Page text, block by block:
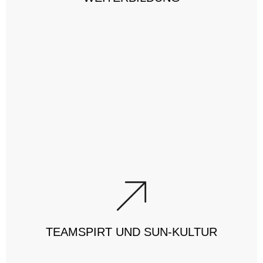
TEAMSPIRT UND SUN-KULTUR
Teamspirt und SUN-Kultur